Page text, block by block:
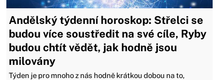
Andělský týdenní horoskop: Střelci se
budou více soustředit na své cíle, Ryby
budou chtít vědět, jak hodně jsou
milovány
Týden je pro mnoho z nás hodně krátkou dobou na to,